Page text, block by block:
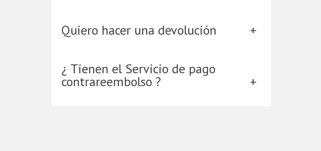
Quiero hacer una devolución
¿ Tienen el Servicio de pago
contrareembolso ?